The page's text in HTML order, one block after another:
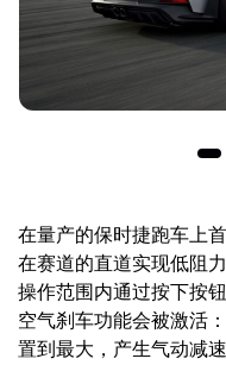
在量产的保时捷跑车上
在赛道的直道实现低阻
操作范围内通过按下按
空气刹车功能会被激活
置到最大，产生气动减